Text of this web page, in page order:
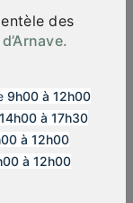
des
9h00 à 12h00
14h00 à 17h30
à 12h00
à 12h00
à vos
pour vous
rosiers en
votre
un